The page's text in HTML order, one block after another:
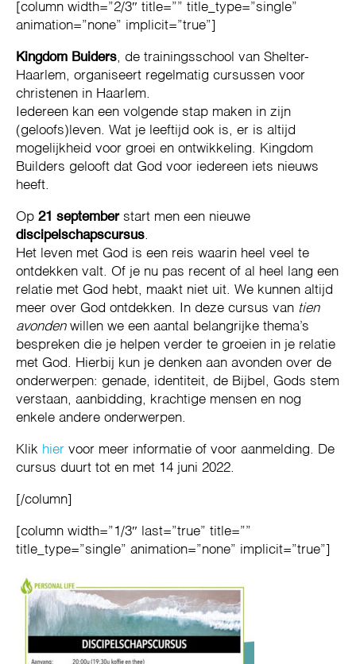
[column width=”2/3″ title=”” title_type=”single”
animation=”none” implicit=”true”]
Kingdom Buiders, de trainingsschool van Shelter-
Haarlem, organiseert regelmatig cursussen voor
christenen in Haarlem.
Iedereen kan een volgende stap maken in zijn
(geloofs)leven. Wat je leeftijd ook is, er is altijd
mogelijkheid voor groei en ontwikkeling. Kingdom
Builders gelooft dat God voor iedereen iets nieuws
heeft.
Op 21 septemberstart men een nieuwe
discipelschapscursus.
Het leven met God is een reis waarin heel veel te
ontdekken valt. Of je nu pas recent of al heel lang een
relatie met God hebt, maakt niet uit. We kunnen altijd
meer over God ontdekken. In deze cursus van tien
avondenwillen we een aantal belangrijke thema’s
bespreken die je helpen verder te groeien in je relatie
met God. Hierbij kun je denken aan avonden over de
onderwerpen: genade, identiteit, de Bijbel, Gods stem
verstaan, aanbidding, krachtige mensen en nog
enkele andere onderwerpen.
Klik hier voor meer informatie of voor aanmelding. De
cursus duurt tot en met 14 juni 2022.
[/column]
[column width=”1/3″ last=”true” title=””
title_type=”single” animation=”none” implicit=”true”]